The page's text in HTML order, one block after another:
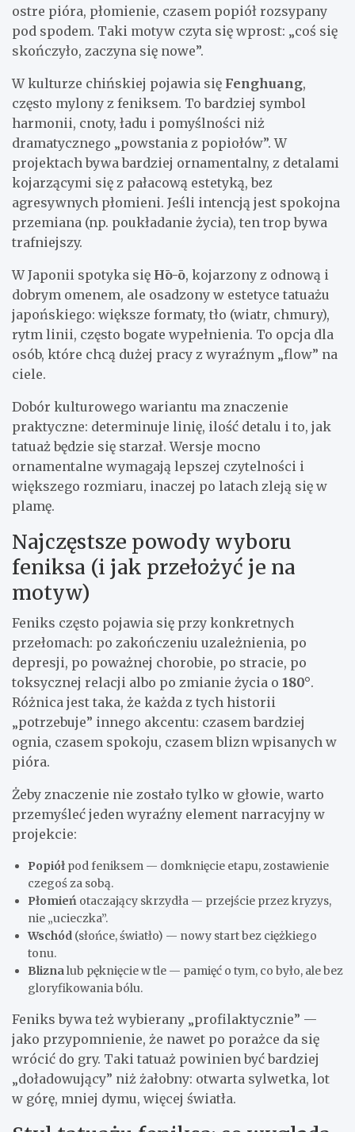
ostre pióra, płomienie, czasem popiół rozsypany
pod spodem. Taki motyw czyta się wprost: „coś się
skończyło, zaczyna się nowe”.
W kulturze chińskiej pojawia się Fenghuang,
często mylony z feniksem. To bardziej symbol
harmonii, cnoty, ładu i pomyślności niż
dramatycznego „powstania z popiołów”. W
projektach bywa bardziej ornamentalny, z detalami
kojarzącymi się z pałacową estetyką, bez
agresywnych płomieni. Jeśli intencją jest spokojna
przemiana (np. poukładanie życia), ten trop bywa
trafniejszy.
W Japonii spotyka się Hō-ō, kojarzony z odnową i
dobrym omenem, ale osadzony w estetyce tatuażu
japońskiego: większe formaty, tło (wiatr, chmury),
rytm linii, często bogate wypełnienia. To opcja dla
osób, które chcą dużej pracy z wyraźnym „flow” na
ciele.
Dobór kulturowego wariantu ma znaczenie
praktyczne: determinuje linię, ilość detalu i to, jak
tatuaż będzie się starzał. Wersje mocno
ornamentalne wymagają lepszej czytelności i
większego rozmiaru, inaczej po latach zleją się w
plamę.
Najczęstsze powody wyboru
feniksa (i jak przełożyć je na
motyw)
Feniks często pojawia się przy konkretnych
przełomach: po zakończeniu uzależnienia, po
depresji, po poważnej chorobie, po stracie, po
toksycznej relacji albo po zmianie życia o 180°.
Różnica jest taka, że każda z tych historii
„potrzebuje” innego akcentu: czasem bardziej
ognia, czasem spokoju, czasem blizn wpisanych w
pióra.
Żeby znaczenie nie zostało tylko w głowie, warto
przemyśleć jeden wyraźny element narracyjny w
projekcie:
Popiół pod feniksem — domknięcie etapu, zostawienie
czegoś za sobą.
Płomień otaczający skrzydła — przejście przez kryzys,
nie „ucieczka”.
Wschód (słońce, światło) — nowy start bez ciężkiego
tonu.
Bliznalub pęknięcie w tle — pamięć o tym, co było, ale bez
gloryfikowania bólu.
Feniks bywa też wybierany „profilaktycznie” —
jako przypomnienie, że nawet po porażce da się
wrócić do gry. Taki tatuaż powinien być bardziej
„doładowujący” niż żałobny: otwarta sylwetka, lot
w górę, mniej dymu, więcej światła.